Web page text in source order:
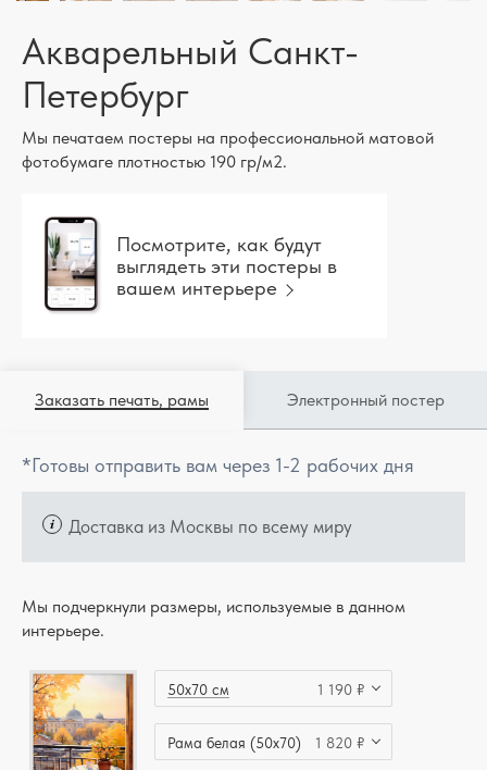
Акварельный Санкт-
Петербург
Мы печатаем постеры на профессиональной матовой
фотобумаге плотностью 190 гр/м2.
Посмотрите, как будут
выглядеть эти постеры в
вашем интерьере
Заказать печать, рамы Электронный постер
*Готовы отправить вам через 1-2 рабочих дня
Доставка из Москвы по всему миру
Мы подчеркнули размеры, используемые в данном
интерьере.
50x70 см 1 190 ₽
Рама белая (50x70) 1 820 ₽